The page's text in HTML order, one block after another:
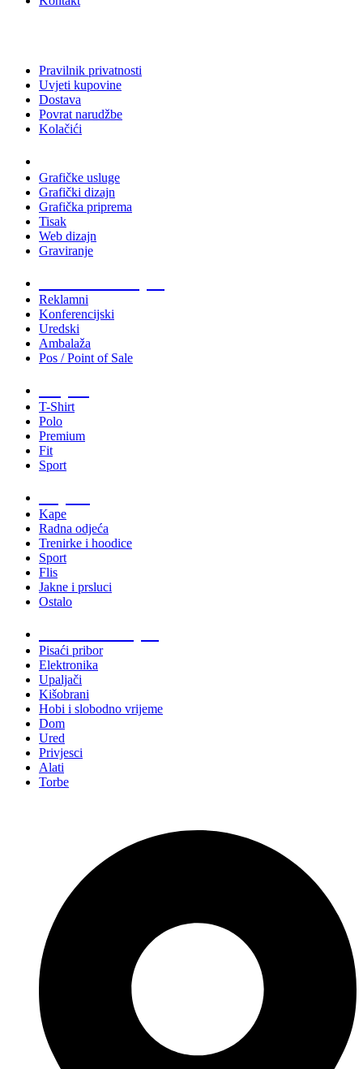
Pravilnik privatnosti
Uvjeti kupovine
Dostava
Povrat narudžbe
Kolačići
Grafičke usluge
Grafički dizajn
Grafička priprema
Tisak
Web dizajn
Graviranje
Reklamni
Konferencijski
Uredski
Ambalaža
Pos / Point of Sale
T-Shirt
Polo
Premium
Fit
Sport
Kape
Radna odjeća
Trenirke i hoodice
Sport
Flis
Jakne i prsluci
Ostalo
Pisaći pribor
Elektronika
Upaljači
Kišobrani
Hobi i slobodno vrijeme
Dom
Ured
Privjesci
Alati
Torbe